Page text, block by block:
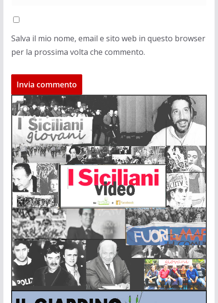
Salva il mio nome, email e sito web in questo browser
per la prossima volta che commento.